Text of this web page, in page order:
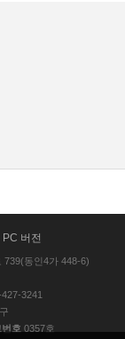
PC 버전
동인4가 448-6)
3241
호 0357호